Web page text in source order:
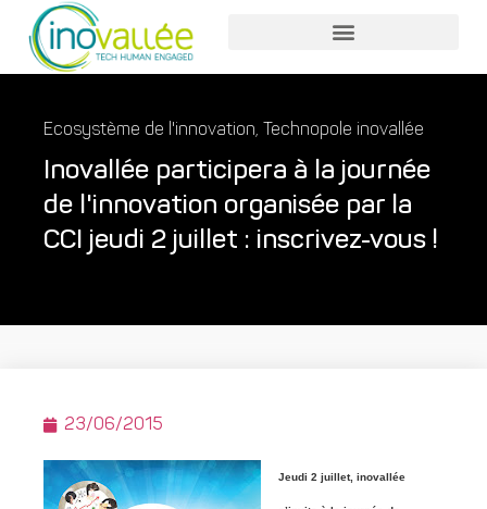
Ecosystème de l'innovation, Technopole inovallée
Inovallée participera à la journée
de l'innovation organisée par la
CCI jeudi 2 juillet : inscrivez-vous !
23/06/2015
Jeudi 2 juillet, inovallée